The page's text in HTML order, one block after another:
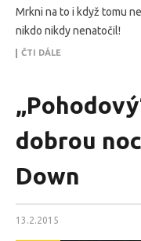
Mrkni na to i když tomu
nikdo nikdy nenatočil!
ČTI DÁLE
dobrou
Down
13.2.2015